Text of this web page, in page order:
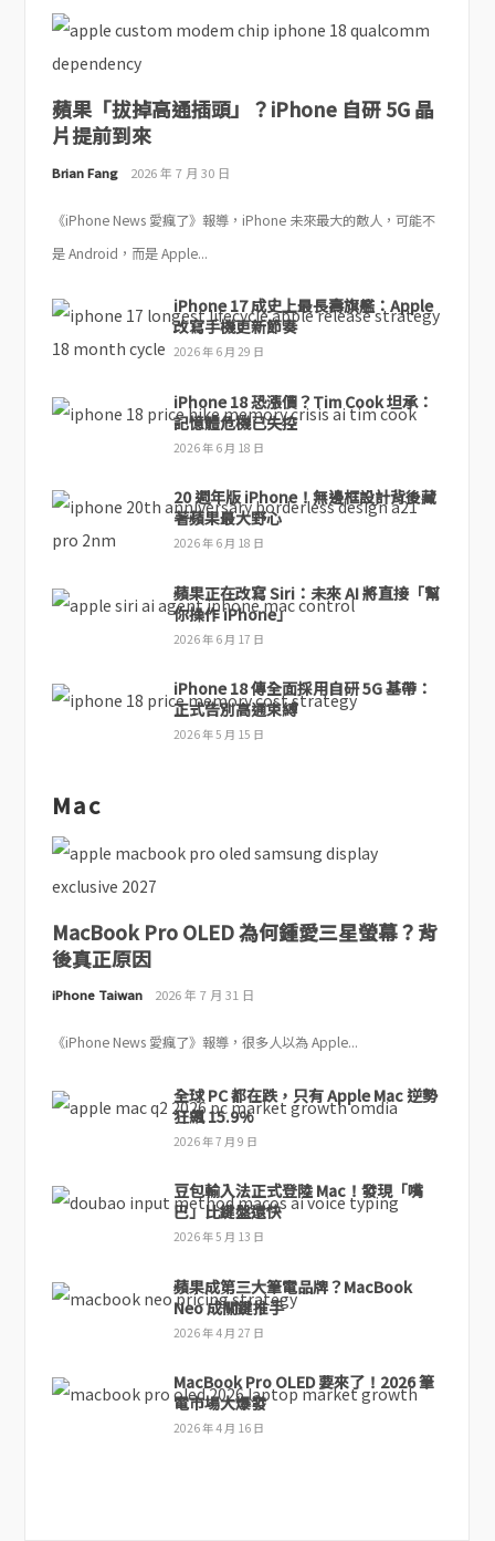
蘋果「拔掉高通插頭」？iPhone 自研 5G 晶
片提前到來
Brian Fang 2026 年 7 月 30 日
《iPhone News 愛瘋了》報導，iPhone 未來最大的敵人，可能不
是 Android，而是 Apple...
iPhone 17 成史上最長壽旗艦：Apple
改寫手機更新節奏
2026 年 6 月 29 日
iPhone 18 恐漲價？Tim Cook 坦承：
記憶體危機已失控
2026 年 6 月 18 日
20 週年版 iPhone！無邊框設計背後藏
著蘋果最大野心
2026 年 6 月 18 日
蘋果正在改寫 Siri：未來 AI 將直接「幫
你操作 iPhone」
2026 年 6 月 17 日
iPhone 18 傳全面採用自研 5G 基帶：
正式告別高通束縛
2026 年 5 月 15 日
Mac
MacBook Pro OLED 為何鍾愛三星螢幕？背
後真正原因
iPhone Taiwan 2026 年 7 月 31 日
《iPhone News 愛瘋了》報導，很多人以為 Apple...
全球 PC 都在跌，只有 Apple Mac 逆勢
狂飆 15.9%
2026 年 7 月 9 日
豆包輸入法正式登陸 Mac！發現「嘴
巴」比鍵盤還快
2026 年 5 月 13 日
蘋果成第三大筆電品牌？MacBook
Neo 成關鍵推手
2026 年 4 月 27 日
MacBook Pro OLED 要來了！2026 筆
電市場大爆發
2026 年 4 月 16 日